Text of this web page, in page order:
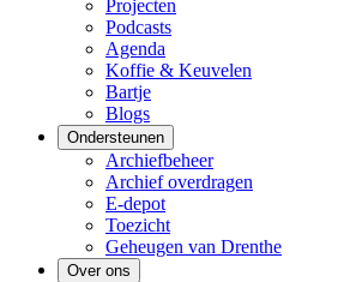
Projecten
Podcasts
Agenda
Koffie & Keuvelen
Bartje
Blogs
Ondersteunen
Archiefbeheer
Archief overdragen
E-depot
Toezicht
Geheugen van Drenthe
Over ons